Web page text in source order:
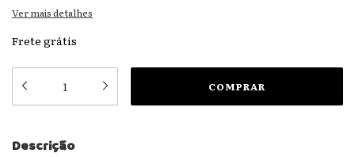
Ver mais detalhes
Frete grátis
Descrição